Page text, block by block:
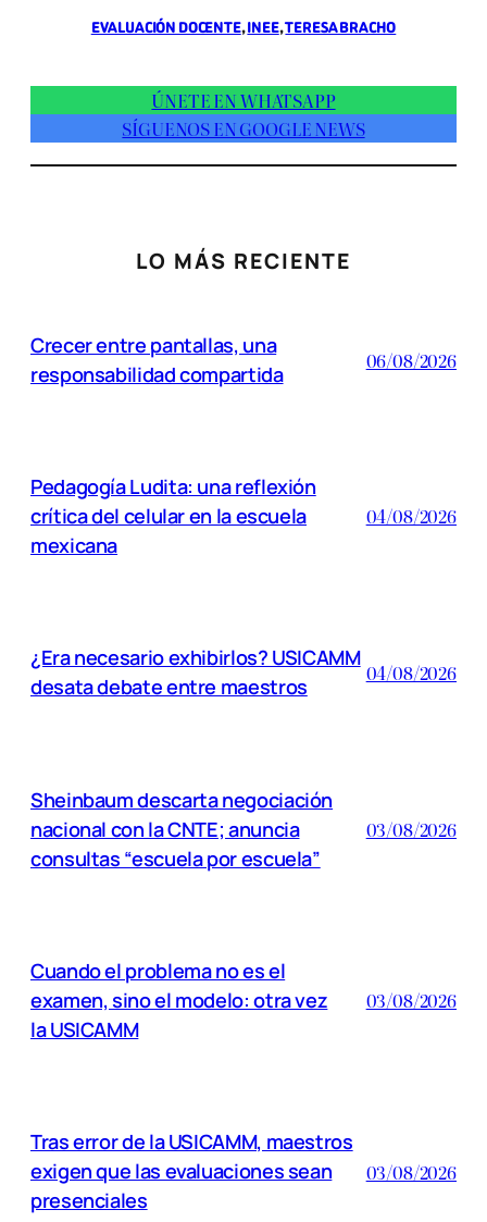
EVALUACIÓN DOCENTE, INEE, TERESA BRACHO
ÚNETE EN WHATSAPP
SÍGUENOS EN GOOGLE NEWS
LO MÁS RECIENTE
Crecer entre pantallas, una
responsabilidad compartida
06/08/2026
Pedagogía Ludita: una reflexión
crítica del celular en la escuela
mexicana
04/08/2026
¿Era necesario exhibirlos? USICAMM
desata debate entre maestros
04/08/2026
Sheinbaum descarta negociación
nacional con la CNTE; anuncia
consultas “escuela por escuela”
03/08/2026
Cuando el problema no es el
examen, sino el modelo: otra vez
la USICAMM
03/08/2026
Tras error de la USICAMM, maestros
exigen que las evaluaciones sean
presenciales
03/08/2026